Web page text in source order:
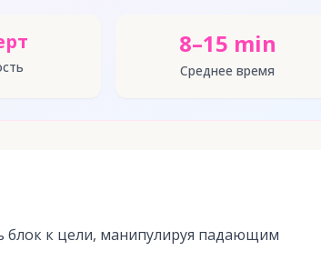
8–15 min
Среднее время
к цели, манипулируя падающим